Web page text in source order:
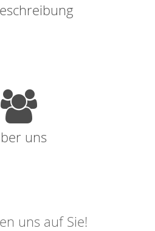
uns
uns auf Sie!